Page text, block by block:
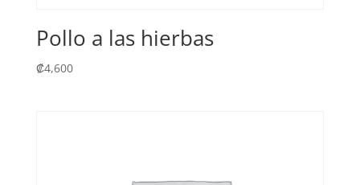
Pollo a las hierbas
₡4,600